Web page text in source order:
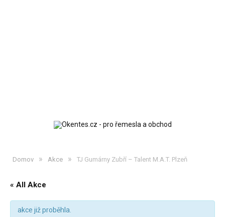
Domov » Akce » TJ Gumárny Zubří – Talent M.A.T. Plzeň
« All Akce
akce již proběhla.